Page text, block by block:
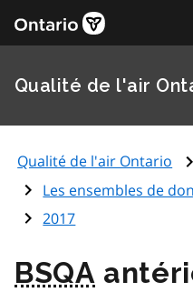
Qualité de l'air
Qualité de l'air Ontario
Les ensembles de
2017
BSQA